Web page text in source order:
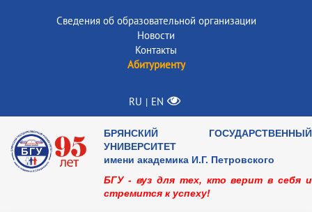
Сведения об образовательной организации
Новости
Контакты
Абитуриенту
RU | EN
БРЯНСКИЙ ГОСУДАРСТВЕННЫЙ
УНИВЕРСИТЕТ
имени академика И.Г. Петровского
БГУ - вуз для тех, кто верит в себя и
стремится к успеху!